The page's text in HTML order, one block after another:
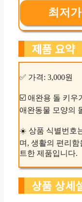
최저
제품 요약
✅ 가격: 3,000원
☑️ 애완용 돌 키우
애완동물 모양의
☀️ 상품 식별번호
며, 생활의 편리
트한 제품입니다.
상품 상세